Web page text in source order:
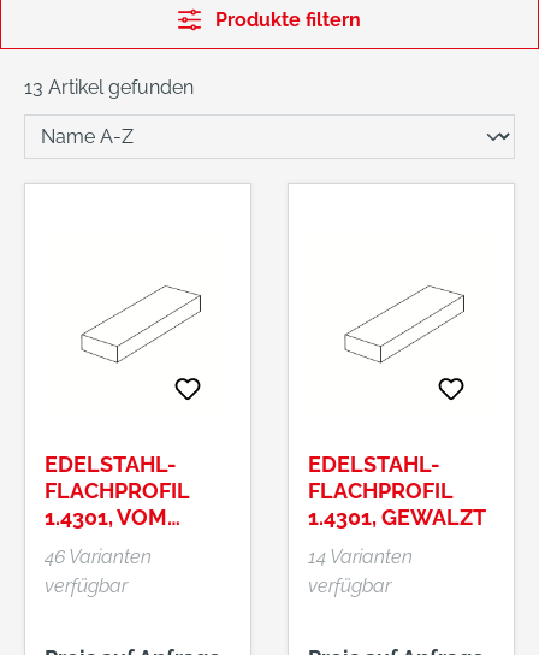
Produkte filtern
13 Artikel gefunden
EDELSTAHL-
FLACHPROFIL
1.4301, VOM
BAND
46 Varianten
verfügbar
EDELSTAHL-
FLACHPROFIL
1.4301, GEWALZT
14 Varianten
verfügbar